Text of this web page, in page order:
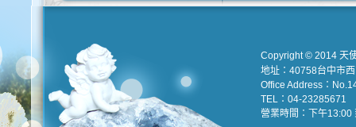
Copyright © 2014 天
地址：40758台中市
Office Address：
TEL：04-23285671
營業時間：下午13:00